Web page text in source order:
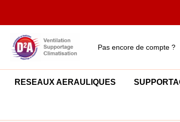
Pas encore de compte ?
RESEAUX AERAULIQUES